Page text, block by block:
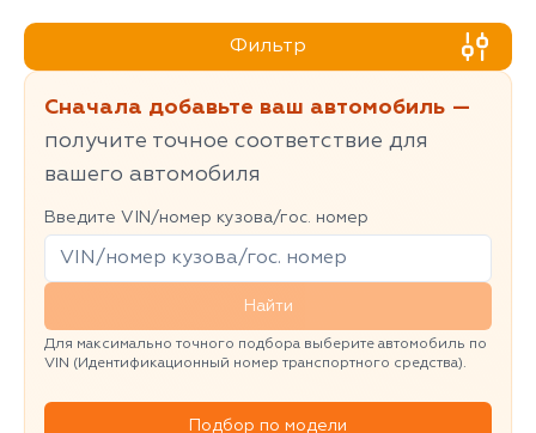
Фильтр
Сначала добавьте ваш автомобиль —
получите точное соответствие для
вашего автомобиля
Введите VIN/номер кузова/гос. номер
Найти
Для максимально точного подбора выберите автомобиль по
VIN (Идентификационный номер транспортного средства).
Подбор по модели